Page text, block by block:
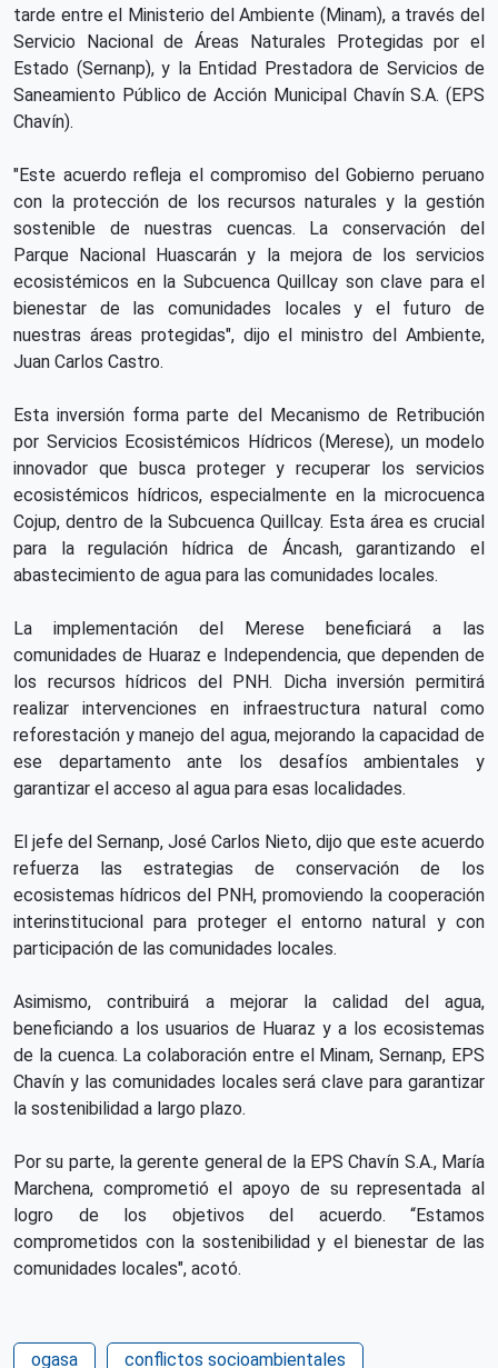
tarde entre el Ministerio del Ambiente (Minam), a través del
Servicio Nacional de Áreas Naturales Protegidas por el
Estado (Sernanp), y la Entidad Prestadora de Servicios de
Saneamiento Público de Acción Municipal Chavín S.A. (EPS
Chavín).
"Este acuerdo refleja el compromiso del Gobierno peruano
con la protección de los recursos naturales y la gestión
sostenible de nuestras cuencas. La conservación del
Parque Nacional Huascarán y la mejora de los servicios
ecosistémicos en la Subcuenca Quillcay son clave para el
bienestar de las comunidades locales y el futuro de
nuestras áreas protegidas", dijo el ministro del Ambiente,
Juan Carlos Castro.
Esta inversión forma parte del Mecanismo de Retribución
por Servicios Ecosistémicos Hídricos (Merese), un modelo
innovador que busca proteger y recuperar los servicios
ecosistémicos hídricos, especialmente en la microcuenca
Cojup, dentro de la Subcuenca Quillcay. Esta área es crucial
para la regulación hídrica de Áncash, garantizando el
abastecimiento de agua para las comunidades locales.
La implementación del Merese beneficiará a las
comunidades de Huaraz e Independencia, que dependen de
los recursos hídricos del PNH. Dicha inversión permitirá
realizar intervenciones en infraestructura natural como
reforestación y manejo del agua, mejorando la capacidad de
ese departamento ante los desafíos ambientales y
garantizar el acceso al agua para esas localidades.
El jefe del Sernanp, José Carlos Nieto, dijo que este acuerdo
refuerza las estrategias de conservación de los
ecosistemas hídricos del PNH, promoviendo la cooperación
interinstitucional para proteger el entorno natural y con
participación de las comunidades locales.
Asimismo, contribuirá a mejorar la calidad del agua,
beneficiando a los usuarios de Huaraz y a los ecosistemas
de la cuenca. La colaboración entre el Minam, Sernanp, EPS
Chavín y las comunidades locales será clave para garantizar
la sostenibilidad a largo plazo.
Por su parte, la gerente general de la EPS Chavín S.A., María
Marchena, comprometió el apoyo de su representada al
logro de los objetivos del acuerdo. “Estamos
comprometidos con la sostenibilidad y el bienestar de las
comunidades locales", acotó.
ogasa conflictos socioambientales